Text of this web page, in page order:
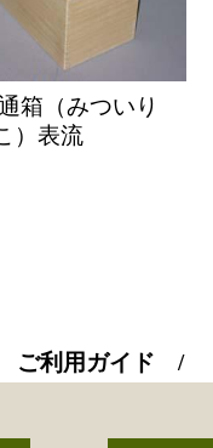
箱（みついり
）表流
ご利用ガイド